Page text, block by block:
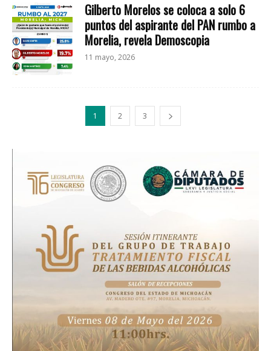
Gilberto Morelos se coloca a solo 6
puntos del aspirante del PAN rumbo a
Morelia, revela Demoscopia
11 mayo, 2026
1 2 3